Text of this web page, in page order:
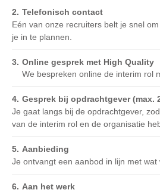
Telefonisch contact
Eén van onze recruiters belt je snel
je in te plannen.
Online gesprek met High Quality
We bespreken online de interim rol
Gesprek bij opdrachtgever (max.
Je gaat langs bij de opdrachtgever,
van de interim rol en de organisatie
Aanbieding
Je ontvangt een aanbod in lijn met wat
Aan het werk